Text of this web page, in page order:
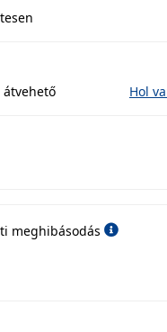
átvehető Hol
meghibásodás